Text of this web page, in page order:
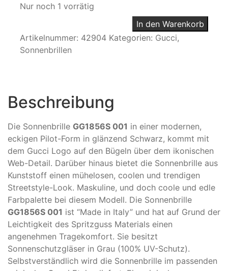
Nur noch 1 vorrätig
In den Warenkorb
Artikelnummer: 42904 Kategorien: Gucci,
Sonnenbrillen
Beschreibung
Die Sonnenbrille GG1856S 001 in einer modernen,
eckigen Pilot-Form in glänzend Schwarz, kommt mit
dem Gucci Logo auf den Bügeln über dem ikonischen
Web-Detail. Darüber hinaus bietet die Sonnenbrille aus
Kunststoff einen mühelosen, coolen und trendigen
Streetstyle-Look. Maskuline, und doch coole und edle
Farbpalette bei diesem Modell. Die Sonnenbrille
GG1856S 001 ist “Made in Italy” und hat auf Grund der
Leichtigkeit des Spritzguss Materials einen
angenehmen Tragekomfort. Sie besitzt
Sonnenschutzgläser in Grau (100% UV-Schutz).
Selbstverständlich wird die Sonnenbrille im passenden